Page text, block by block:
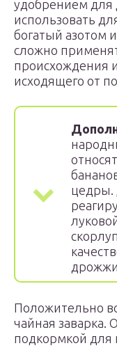
удобрением
использовать
богатый азотом
сложно
происхождения
исходящего от
цедры.
Положительно
чайная заварка.
подкормкой для